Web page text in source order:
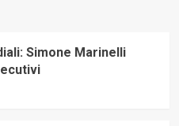
Simone Marinelli